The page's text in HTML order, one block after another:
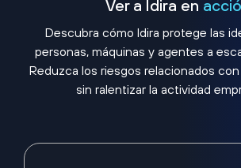
Ver a Idira en
Descubra cómo Idira protege las
personas, máquinas y agentes a
Reduzca los riesgos relacionados
sin ralentizar la actividad